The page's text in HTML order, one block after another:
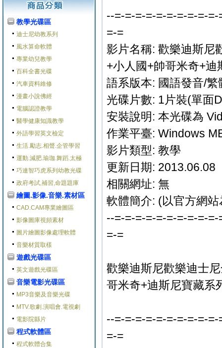
教學光碟區
迪士尼幼教系列
風水算命軟體
專業幼兒教學
百科全書光碟
汽車資料維修
漫畫小說佛經
電腦認證教學
醫學健康知識教學
外語學習英文檢定
生活.勵志.相聲.企管學習
運動.減肥.瑜珈.舞蹈.太極
巧連智巧虎系列幼教光碟
政府考試,補習,命題題庫
繪圖.影像.音樂.素材區
CAD.CAM專業繪圖區
影像圖庫視頻素材
圖片繪圖影像處理軟體
音樂材質取樣
遊戲光碟區
英文遊戲光碟區
音樂電影光碟區
MP3音樂及音樂光碟
MTV.歌劇.演唱會.電視劇
電影院縣片
程式軟體區
程式軟體合集
--=-=-=-=-=-=-=-=-=-
=-=
影片名稱: 歡樂迪斯尼
+小人國+帥哥米奇+迪
語系版本: 國語發音/
光碟片數: 1片裝(單面
安裝說明: 本光碟為
作業平臺: Windows
影片類型: 教學
更新日期: 2013.06.08
相關網址: 無
軟體簡介: (以官方網站
--=-=-=-=-=-=-=-=-=-
=-=
歡樂迪斯尼歡樂迪士
哥米奇+迪斯尼寶藏系
--=-=-=-=-=-=-=-=-=-
=-=